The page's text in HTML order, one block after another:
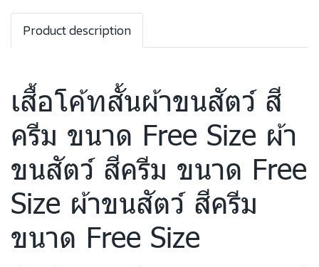
Product description
เสื้อโค้ทสั้นผ้าขนสัตว์ สี
ครีม ขนาด Free Size ผ้า
ขนสัตว์ สีครีม ขนาด Free
Size ผ้าขนสัตว์ สีครีม
ขนาด Free Size